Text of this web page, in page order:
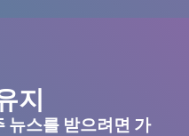
지
뉴스를 받으려면 가